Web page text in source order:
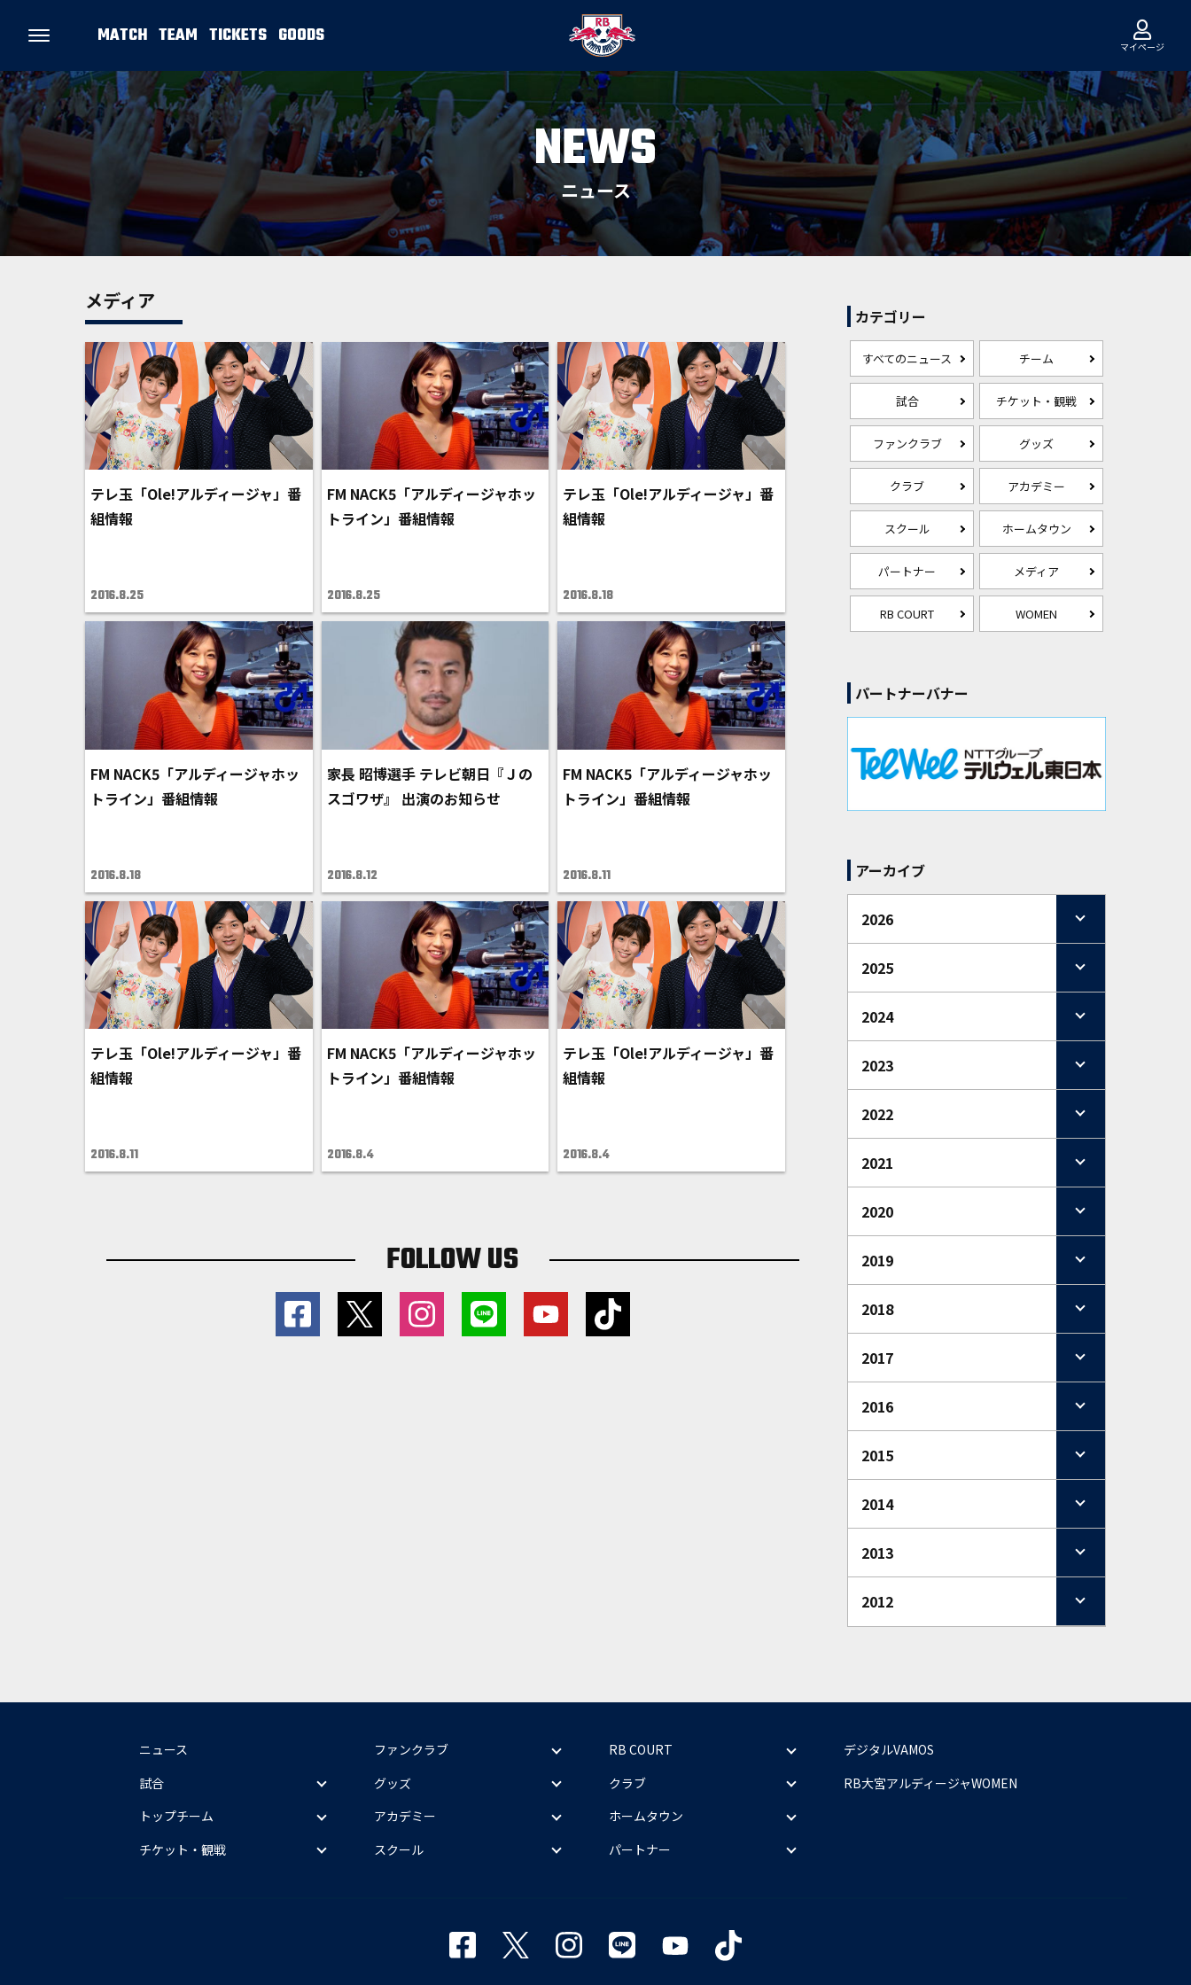
MATCH TEAM TICKETS GOODS マイページ
NEWS
ニュース
メディア
テレ玉「Ole!アルディージャ」番
組情報
2016.8.25
FM NACK5「アルディージャホッ
トライン」番組情報
2016.8.25
テレ玉「Ole!アルディージャ」番
組情報
2016.8.18
FM NACK5「アルディージャホッ
トライン」番組情報
2016.8.18
家長 昭博選手 テレビ朝日『Ｊの
スゴワザ』 出演のお知らせ
2016.8.12
FM NACK5「アルディージャホッ
トライン」番組情報
2016.8.11
テレ玉「Ole!アルディージャ」番
組情報
2016.8.11
FM NACK5「アルディージャホッ
トライン」番組情報
2016.8.4
テレ玉「Ole!アルディージャ」番
組情報
2016.8.4
FOLLOW US
カテゴリー
すべてのニュース チーム
試合 チケット・観戦
ファンクラブ グッズ
クラブ アカデミー
スクール ホームタウン
パートナー メディア
RB COURT WOMEN
パートナーバナー
アーカイブ
2026
2025
2024
2023
2022
2021
2020
2019
2018
2017
2016
2015
2014
2013
2012
ニュース
試合
トップチーム
チケット・観戦
ファンクラブ
グッズ
アカデミー
スクール
RB COURT
クラブ
ホームタウン
パートナー
デジタルVAMOS
RB大宮アルディージャWOMEN